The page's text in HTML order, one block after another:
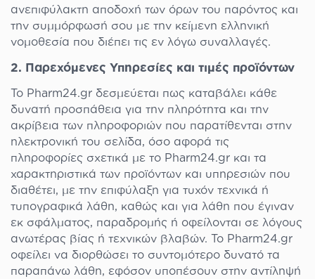
ανεπιφύλακτη αποδοχή των όρων του παρόντος και
την συμμόρφωσή σου με την κείμενη ελληνική
νομοθεσία που διέπει τις εν λόγω συναλλαγές.
2. Παρεχόμενες Υπηρεσίες και τιμές προϊόντων
Το Pharm24.gr δεσμεύεται πως καταβάλει κάθε
δυνατή προσπάθεια για την πληρότητα και την
ακρίβεια των πληροφοριών που παρατίθενται στην
ηλεκτρονική του σελίδα, όσο αφορά τις
πληροφορίες σχετικά με το Pharm24.gr και τα
χαρακτηριστικά των προϊόντων και υπηρεσιών που
διαθέτει, με την επιφύλαξη για τυχόν τεχνικά ή
τυπογραφικά λάθη, καθώς και για λάθη που έγιναν
εκ σφάλματος, παραδρομής ή οφείλονται σε λόγους
ανωτέρας βίας ή τεχνικών βλαβών. Το Pharm24.gr
οφείλει να διορθώσει το συντομότερο δυνατό τα
παραπάνω λάθη, εφόσον υποπέσουν στην αντίληψή